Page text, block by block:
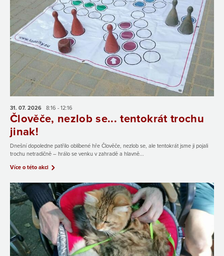
31. 07. 2026 8:16 - 12:16
Člověče, nezlob se... tentokrát trochu
jinak!
Dnešní dopoledne patřilo oblíbené hře Člověče, nezlob se, ale tentokrát jsme ji pojali
trochu netradičně – hrálo se venku v zahradě a hlavně...
Více o této akci